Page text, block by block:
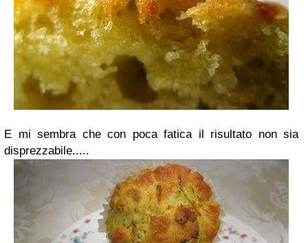
E mi sembra che con poca fatica il risultato non sia
disprezzabile.....